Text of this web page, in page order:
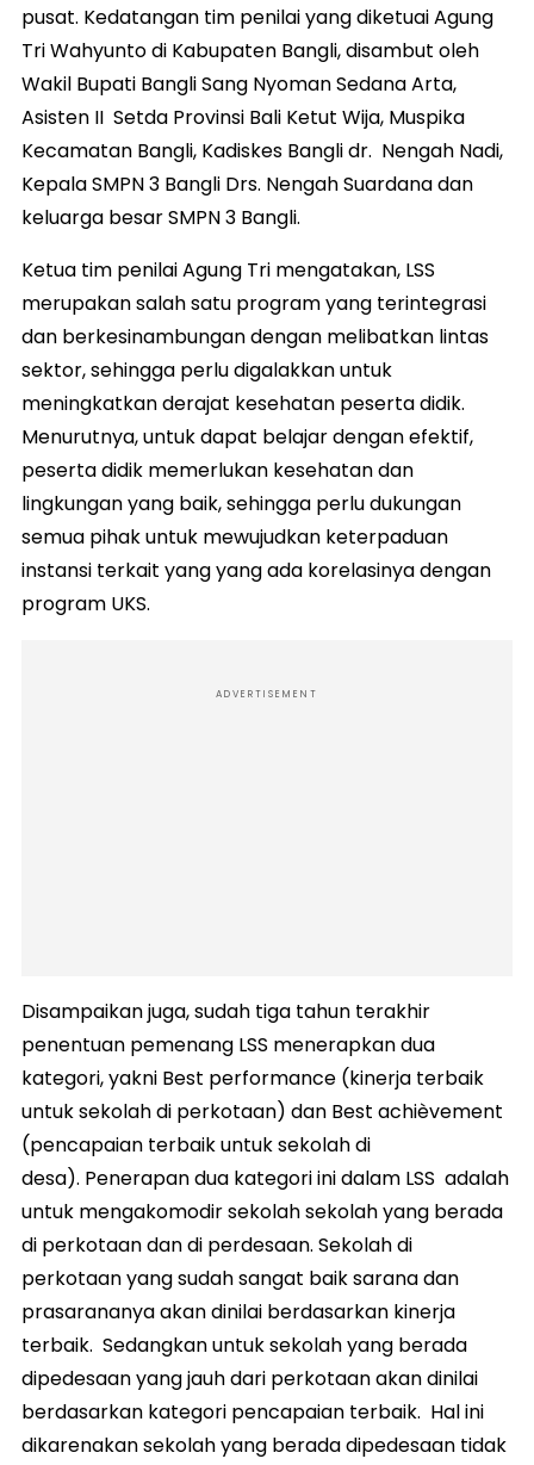
pusat. Kedatangan tim penilai yang diketuai Agung
Tri Wahyunto di Kabupaten Bangli, disambut oleh
Wakil Bupati Bangli Sang Nyoman Sedana Arta,
Asisten II Setda Provinsi Bali Ketut Wija, Muspika
Kecamatan Bangli, Kadiskes Bangli dr. Nengah Nadi,
Kepala SMPN 3 Bangli Drs. Nengah Suardana dan
keluarga besar SMPN 3 Bangli.
Ketua tim penilai Agung Tri mengatakan, LSS
merupakan salah satu program yang terintegrasi
dan berkesinambungan dengan melibatkan lintas
sektor, sehingga perlu digalakkan untuk
meningkatkan derajat kesehatan peserta didik.
Menurutnya, untuk dapat belajar dengan efektif,
peserta didik memerlukan kesehatan dan
lingkungan yang baik, sehingga perlu dukungan
semua pihak untuk mewujudkan keterpaduan
instansi terkait yang yang ada korelasinya dengan
program UKS.
ADVERTISEMENT
Disampaikan juga, sudah tiga tahun terakhir
penentuan pemenang LSS menerapkan dua
kategori, yakni Best performance (kinerja terbaik
untuk sekolah di perkotaan) dan Best achièvement
(pencapaian terbaik untuk sekolah di
desa). Penerapan dua kategori ini dalam LSS adalah
untuk mengakomodir sekolah sekolah yang berada
di perkotaan dan di perdesaan. Sekolah di
perkotaan yang sudah sangat baik sarana dan
prasarananya akan dinilai berdasarkan kinerja
terbaik. Sedangkan untuk sekolah yang berada
dipedesaan yang jauh dari perkotaan akan dinilai
berdasarkan kategori pencapaian terbaik. Hal ini
dikarenakan sekolah yang berada dipedesaan tidak